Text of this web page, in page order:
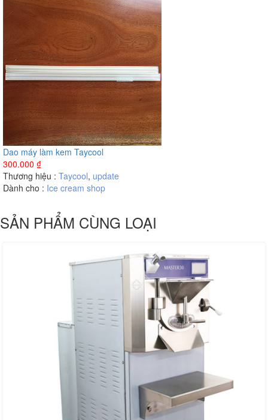
Dao máy làm kem Taycool
300.000 ₫
Thương hiệu : Taycool, update
Dành cho : Ice cream shop
SẢN PHẨM CÙNG LOẠI